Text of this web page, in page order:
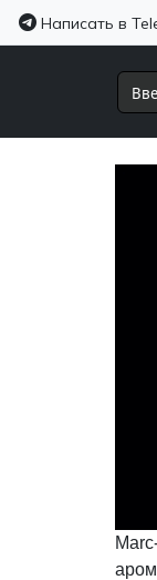
Написать в